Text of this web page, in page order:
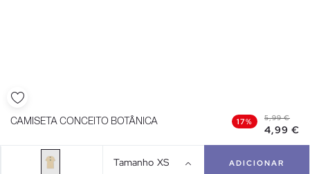
CAMISETA CONCEITO BOTÂNICA 17% 5,99 €
4,99 €
Tamanho XS ADICIONAR